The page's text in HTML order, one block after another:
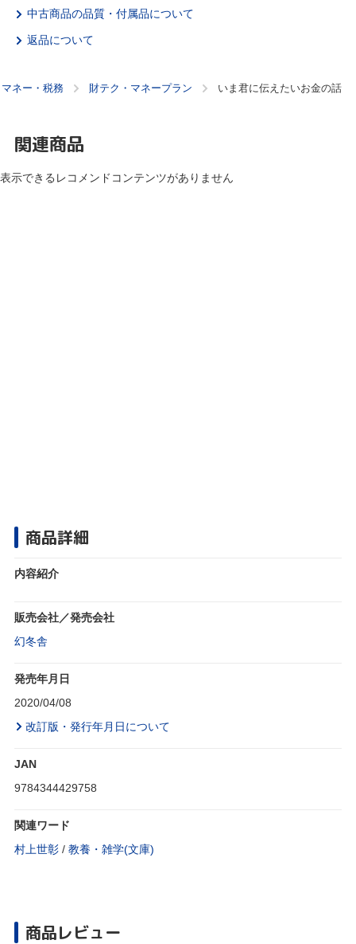
中古商品の品質・付属品について
返品について
ネー・税務 財テク・マネープラン いま君に伝えたいお金の話
関連商品
表示できるレコメンドコンテンツがありません
商品詳細
内容紹介
販売会社／発売会社
幻冬舎
発売年月日
2020/04/08
改訂版・発行年月日について
JAN
9784344429758
関連ワード
村上世彰 / 教養・雑学(文庫)
商品レビュー